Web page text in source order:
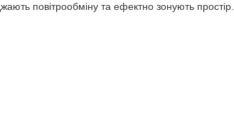
повітрообміну та ефектно зонують простір.